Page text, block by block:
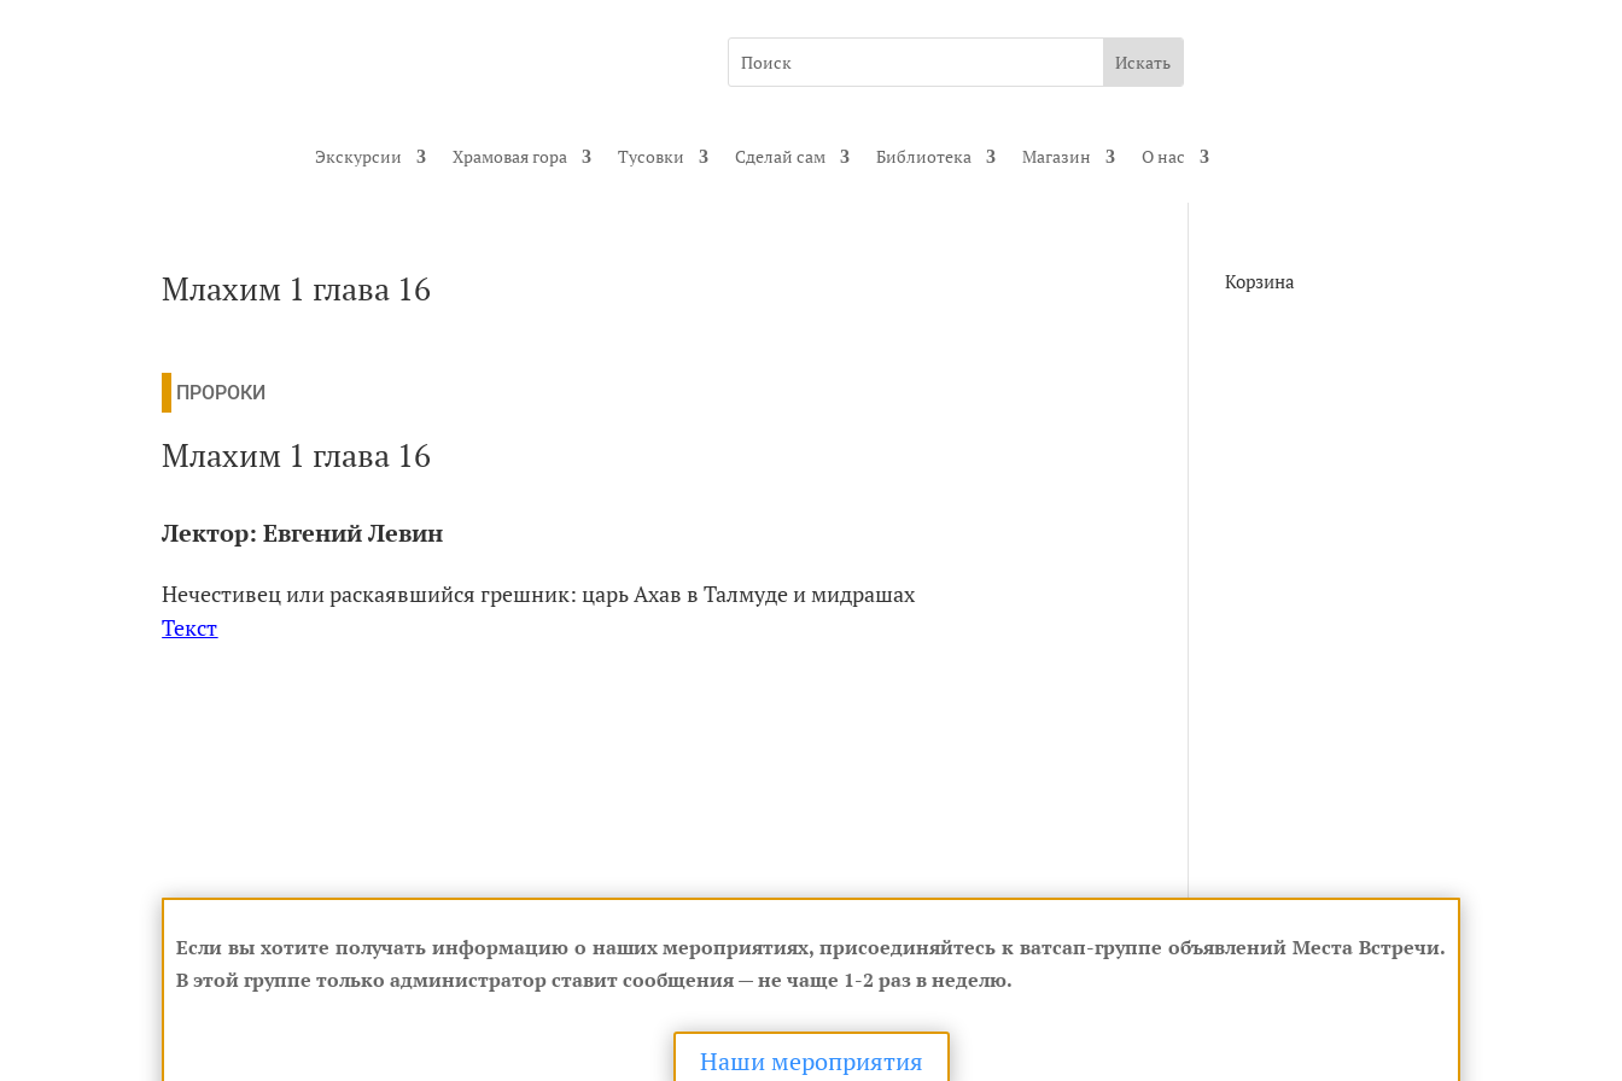
Экскурсии Храмовая гора Тусовки Сделай сам Библиотека Магазин О нас
Млахим 1 глава 16
ПРОРОКИ
Млахим 1 глава 16
Лектор: Евгений Левин
Нечестивец или раскаявшийся грешник: царь Ахав в Талмуде и мидрашах
Текст
Корзина
Если вы хотите получать информацию о наших мероприятиях, присоединяйтесь к ватсап-группе объявлений Места Встречи.
В этой группе только администратор ставит сообщения — не чаще 1-2 раз в неделю.
Наши мероприятия